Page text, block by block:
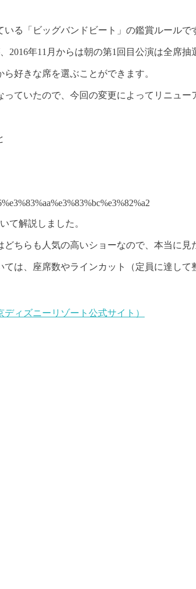
る「ビッグバンドビート」の鑑賞ルールで
年11月からは朝の第1回目公演は全席抽
好きな席を選ぶことができます。
ていたので、今回の変更によってリニュー
て解説しました。
ちらも人気の高いショーなので、本当に
は、座席数やラインカット（定員に達し
ィズニーリゾート公式サイト）